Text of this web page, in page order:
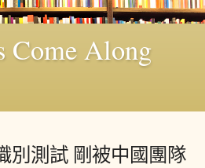
Come Along
別測試 剛被中國團隊